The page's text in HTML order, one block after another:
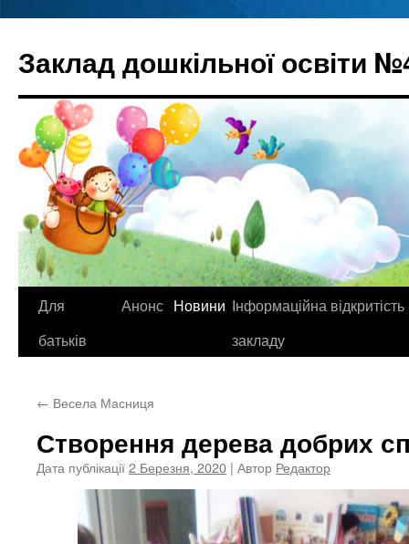
вмісту
Заклад дошкільної освіти
Для
батьків
Анонс Новини Інформаційна відкритість
закладу
← Весела Масниця
Створення дерева добрих
Дата публікації2 Березня, 2020 | Автор Редактор